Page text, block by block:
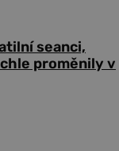
seanci,
proměnily v